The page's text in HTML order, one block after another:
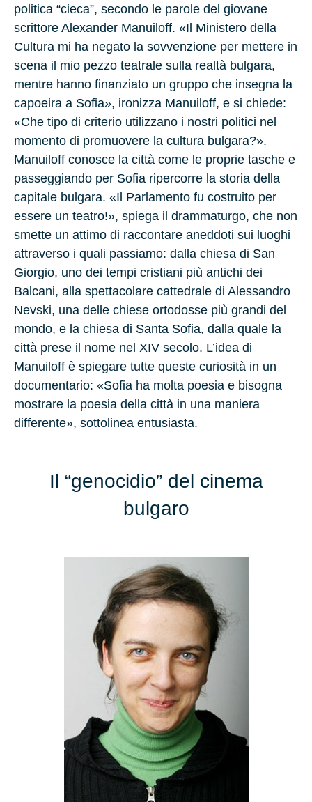
politica “cieca”, secondo le parole del giovane
scrittore Alexander Manuiloff. «Il Ministero della
Cultura mi ha negato la sovvenzione per mettere in
scena il mio pezzo teatrale sulla realtà bulgara,
mentre hanno finanziato un gruppo che insegna la
capoeira a Sofia», ironizza Manuiloff, e si chiede:
«Che tipo di criterio utilizzano i nostri politici nel
momento di promuovere la cultura bulgara?».
Manuiloff conosce la città come le proprie tasche e
passeggiando per Sofia ripercorre la storia della
capitale bulgara. «Il Parlamento fu costruito per
essere un teatro!», spiega il drammaturgo, che non
smette un attimo di raccontare aneddoti sui luoghi
attraverso i quali passiamo: dalla chiesa di San
Giorgio, uno dei tempi cristiani più antichi dei
Balcani, alla spettacolare cattedrale di Alessandro
Nevski, una delle chiese ortodosse più grandi del
mondo, e la chiesa di Santa Sofia, dalla quale la
città prese il nome nel XIV secolo. L’idea di
Manuiloff è spiegare tutte queste curiosità in un
documentario: «Sofia ha molta poesia e bisogna
mostrare la poesia della città in una maniera
differente», sottolinea entusiasta.
Il “genocidio” del cinema
bulgaro